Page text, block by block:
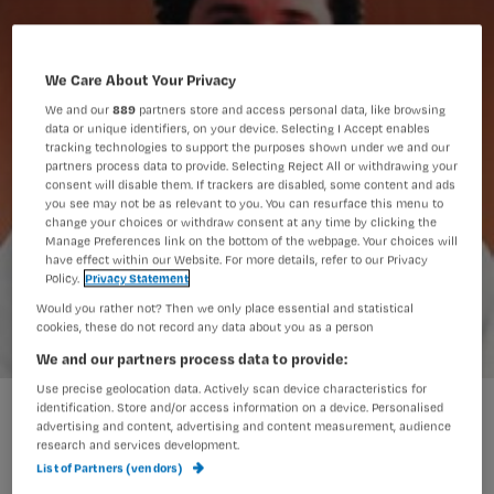
Laatste kans: win mooie dokter McDreamy!
We Care About Your Privacy
We and our889 partners store and access personal data, like browsing
data or unique identifiers, on your device. Selecting I Accept enables
tracking technologies to support the purposes shown under we and our
partners process data to provide. Selecting Reject All or withdrawing your
consent will disable them. If trackers are disabled, some content and ads
you see may not be as relevant to you. You can resurface this menu to
change your choices or withdraw consent at any time by clicking the
Manage Preferences link on the bottom of the webpage. Your choices will
have effect within our Website. For more details, refer to our Privacy
Policy. Privacy Statement
Would you rather not? Then we only place essential and statistical
cookies, these do not record any data about you as a person
We and our partners process data to provide:
Use precise geolocation data. Actively scan device characteristics for
identification. Store and/or access information on a device. Personalised
advertising and content, advertising and content measurement, audience
research and services development.
List of Partners (vendors)